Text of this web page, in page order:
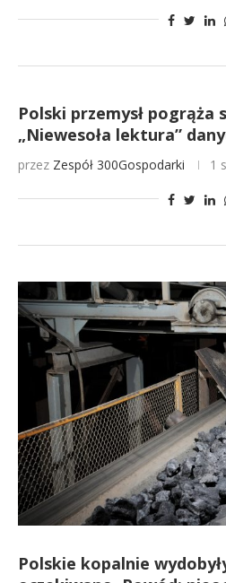
Polski przemysł pogrąża
„Niewesoła lektura”
przez Zespół 300Gospodarki 1
Polskie kopalnie